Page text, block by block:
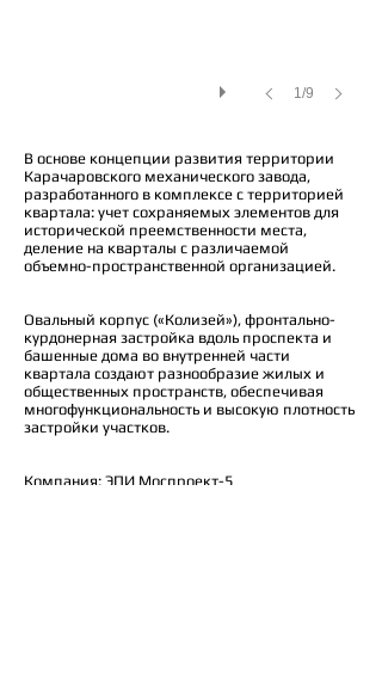
1/9
В основе концепции развития территории
Карачаровского механического завода,
разработанного в комплексе с территорией
квартала: учет сохраняемых элементов для
исторической преемственности места,
деление на кварталы с различаемой
объемно-пространственной организацией.
Овальный корпус («Колизей»), фронтально-
курдонерная застройка вдоль проспекта и
башенные дома во внутренней части
квартала создают разнообразие жилых и
общественных пространств, обеспечивая
многофункциональность и высокую плотность
застройки участков.
Компания: ЭПИ Моспроект-5